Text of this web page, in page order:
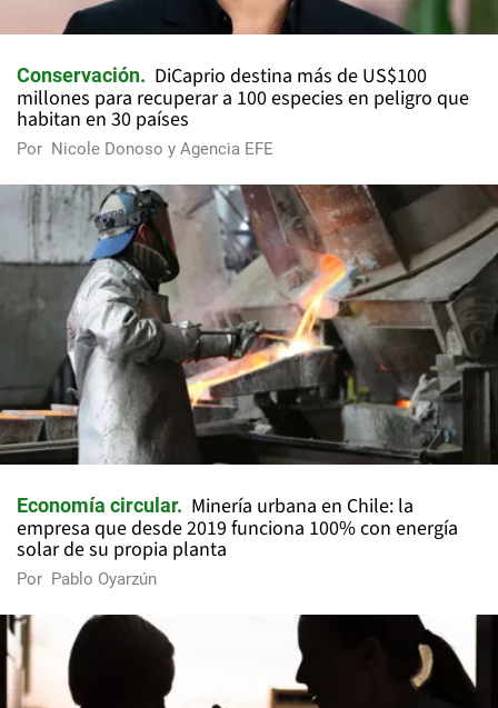
Conservación
DiCaprio destina más de US$100
millones para recuperar a 100 especies en peligro que
habitan en 30 países
Por Nicole Donoso y Agencia EFE
Economía circular
Minería urbana en Chile: la
empresa que desde 2019 funciona 100% con energía
solar de su propia planta
Por Pablo Oyarzún